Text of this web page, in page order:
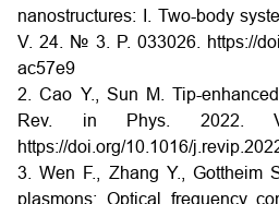
nanostructures: I. Two-body
V. 24. № 3. P. 033026. https://
ac57e9
2. Cao Y., Sun M. Tip-
Rev. in Phys. 2022.
https://doi.org/10.1016/
3. Wen F., Zhang Y., Gottheim
plasmons: Optical frequency